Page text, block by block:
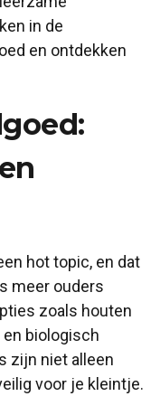
in de
en ontdekken
hot topic, en dat
meer ouders
zoals houten
biologisch
zijn niet alleen
voor je kleintje.